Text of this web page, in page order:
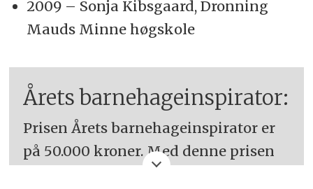
2009 – Sonja Kibsgaard, Dronning
Mauds Minne høgskole
Årets barnehageinspirator:
Prisen Årets barnehageinspirator er
på 50.000 kroner. Med denne prisen